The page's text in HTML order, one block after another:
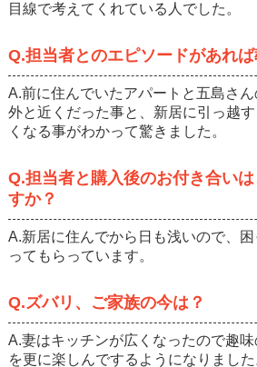
目線で考えてくれている人でした。
Q.担当者とのエピソードがあれば
A.前に住んでいたアパートと五島さ
外と近くだった事と、新居に引っ越
くなる事がわかって驚きました。
Q.担当者と購入後のお付き合い
すか？
A.新居に住んでから日も浅いので、
ってもらっています。
Q.ズバリ、ご家族の今は？
A.妻はキッチンが広くなったので趣
を更に楽しんでするようになりまし